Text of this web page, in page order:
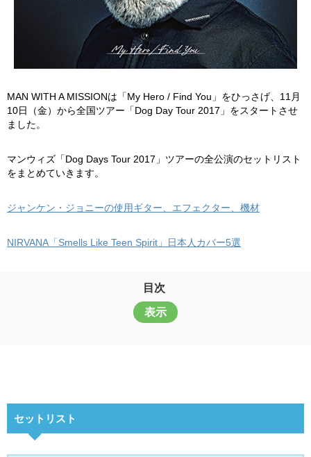
MAN WITH A MISSIONは「My Hero / Find You」をひっさげ、11月
10日（金）から全国ツアー「Dog Day Tour 2017」をスタートさせ
ました。
マンウィズ「Dog Days Tour 2017」ツアーの全公演のセットリスト
をまとめていきます。
ジャンケン・ジョニーの使用ギター、エフェクター、機材
NIRVANA「Smells Like Teen Spirit」日本人カバー5選
目次
表示
セットリスト